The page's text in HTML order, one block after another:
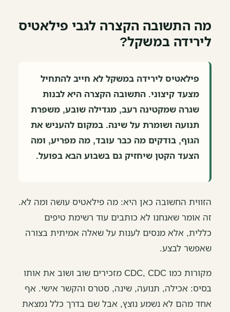
מה התשובה הקצרה לגבי פילאטיס
לירידה במשקל?
פילאטיס לירידה במשקל לא חייב להתחיל
מצעד קיצוני. התשובה הקצרה היא לבנות
שגרה שמקטינה רעב, מגדילה שובע, משפרת
תנועה ושומרת על שינה. במקום להעניש את
הגוף, בודקים מה כבר עובד, מה מפריע, ומה
הצעד הקטן שיחזיק גם בשבוע הבא בפועל.
הזווית החשובה כאן היא: מה פילאטיס עושה ומה לא.
זה אומר שאנחנו לא כותבים עוד רשימת טיפים
כללית, אלא מנסים לענות על שאלה אמיתית בצורה
שאפשר לבצע.
מקורות כמו CDC, CDC מזכירים שוב ושוב את אותו
בסיס: אכילה, תנועה, שינה, סטרס והקשר אישי. אף
אחד מהם לא נשמע נוצץ, אבל שם בדרך כלל נמצאת